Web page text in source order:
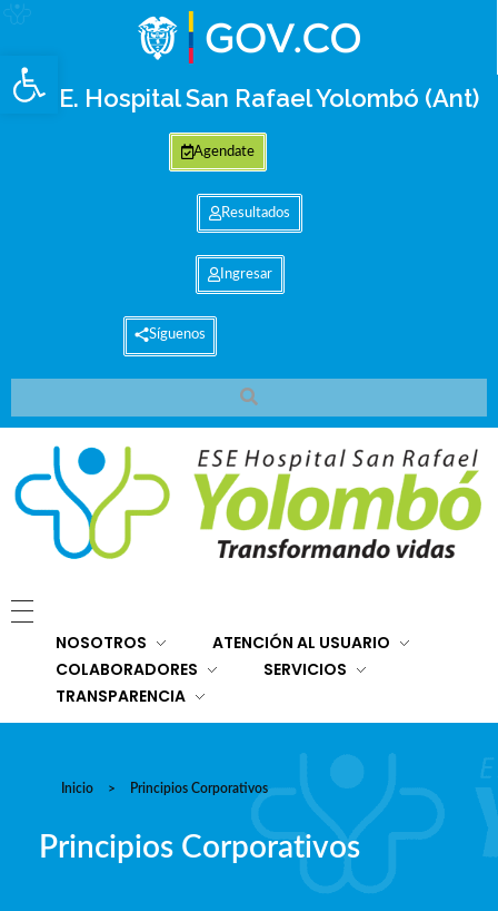
Abrir barra de herramientas
E.S.E. Hospital San Rafael Yolombó (Ant)
Agendate
Resultados
Ingresar
Síguenos
NOSOTROS
ATENCIÓN AL USUARIO
COLABORADORES
SERVICIOS
TRANSPARENCIA
Inicio > Principios Corporativos
Principios Corporativos